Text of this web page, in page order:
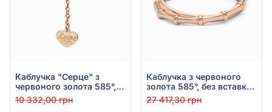
Каблучка "Серце" з
червоного золота 585°,
арт. 390223
10 332,00 грн
Каблучка з червоного
золота 585°, без вставки,
арт. 140051
27 417,30 грн